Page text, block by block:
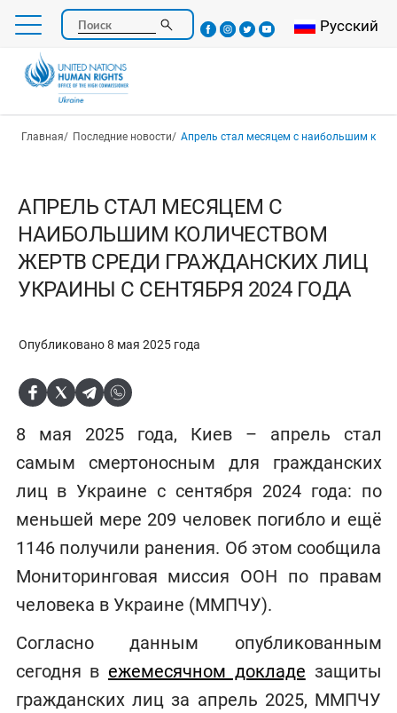
Перейти
основному
содержанию
Поиск Select your
Русский
Строка навигации
Главная Последние новости Апрель стал месяцем с наибольшим количеством жертв среди
АПРЕЛЬ СТАЛ МЕСЯЦЕМ С
НАИБОЛЬШИМ КОЛИЧЕСТВОМ
ЖЕРТВ СРЕДИ ГРАЖДАНСКИХ ЛИЦ
УКРАИНЫ С СЕНТЯБРЯ 2024 ГОДА
Опубликовано 8 мая 2025 года
8 мая 2025 года, Киев – апрель стал
самым смертоносным для гражданских
лиц в Украине с сентября 2024 года: по
меньшей мере 209 человек погибло и ещё
1146 получили ранения. Об этом сообщила
Мониторинговая миссия ООН по правам
человека в Украине (ММПЧУ).
Согласно данным опубликованным
сегодня в ежемесячном докладе защиты
гражданских лиц за апрель 2025, ММПЧУ